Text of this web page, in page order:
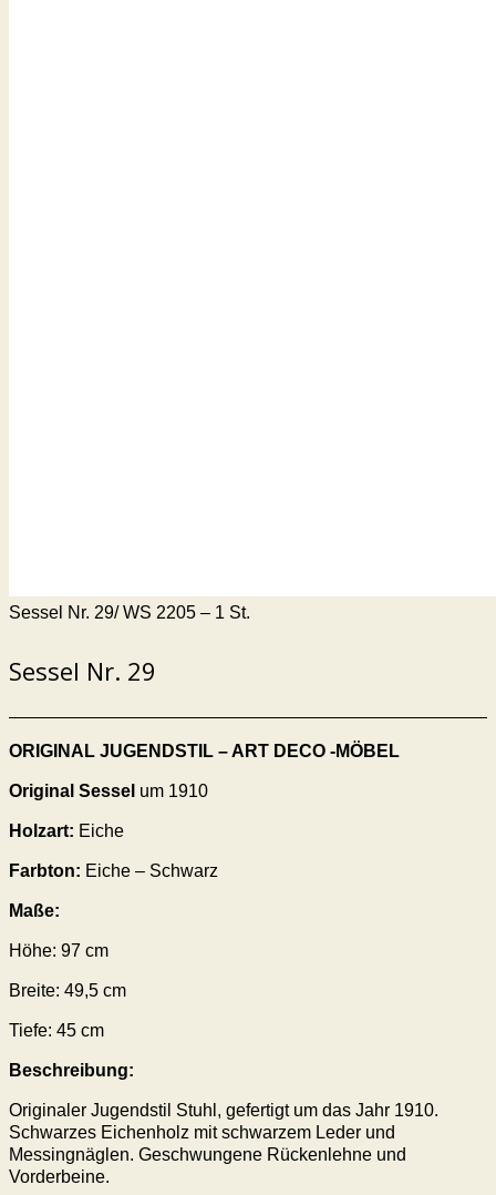
Sessel Nr. 29/ WS 2205 – 1 St.
Sessel Nr. 29
ORIGINAL JUGENDSTIL – ART DECO -MÖBEL
Original Sessel um 1910
Holzart: Eiche
Farbton: Eiche – Schwarz
Maße:
Höhe: 97 cm
Breite: 49,5 cm
Tiefe: 45 cm
Beschreibung:
Originaler Jugendstil Stuhl, gefertigt um das Jahr 1910.
Schwarzes Eichenholz mit schwarzem Leder und
Messingnäglen. Geschwungene Rückenlehne und
Vorderbeine.